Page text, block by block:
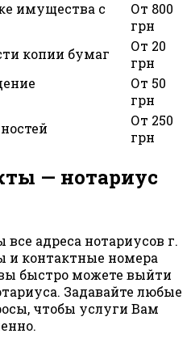
имущества с
От 800
грн
копии бумаг
От 20
грн
От 50
грн
От 250
грн
— нотариус
адреса нотариусов г.
и контактные номера
быстро можете выйти
Задавайте любые
чтобы услуги Вам